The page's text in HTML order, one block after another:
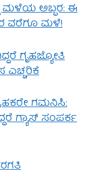
ಮಳೆಯ ಅಬ್ಬರ: ಈ
ವರೆಗೂ ಮಳೆ!
ಗೃಹಜ್ಯೋತಿ
ಗಮನಿಸಿ:
ಗ್ಯಾಸ್ ಸಂಪರ್ಕ